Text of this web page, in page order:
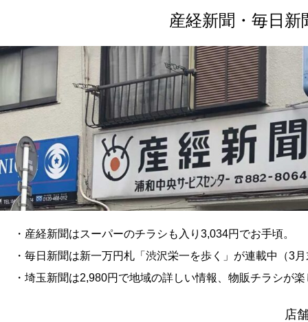
産経新聞・毎日
・産経新聞はスーパーのチラシも入り3,034円でお手頃。
・毎日新聞は新一万円札「渋沢栄一を歩く」が連載中（3
・埼玉新聞は2,980円で地域の詳しい情報、物販チラシが
店